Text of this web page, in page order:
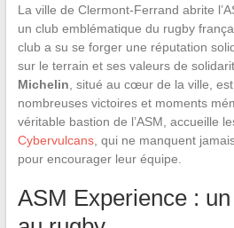
La ville de Clermont-Ferrand abrite
un club emblématique du rugby
club a su se forger une réputation
sur le terrain et ses valeurs de
Michelin , situé au cœur de la ville,
nombreuses victoires et moments
véritable bastion de l’ASM, accueille
Cybervulcans, qui ne manquent
pour encourager leur équipe.
ASM Experience :